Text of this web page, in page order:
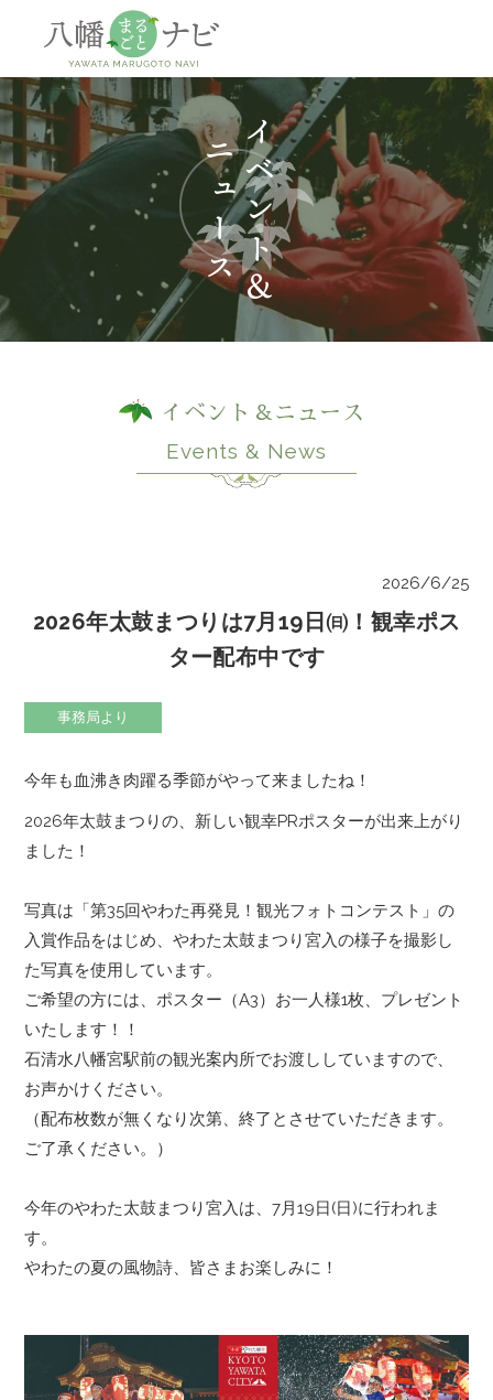
神社 観
イベント＆ニュース
Events & News
2026/6/25
2026年太鼓まつりは7月19日㈰！観幸ポス
ター配布中です
事務局より
今年も血沸き肉躍る季節がやって来ましたね！
2026年太鼓まつりの、新しい観幸PRポスターが出来上がり
ました！
写真は「第35回やわた再発見！観光フォトコンテスト」の
入賞作品をはじめ、やわた太鼓まつり宮入の様子を撮影し
た写真を使用しています。
ご希望の方には、ポスター（A3）お一人様1枚、プレゼント
いたします！！
石清水八幡宮駅前の観光案内所でお渡ししていますので、
お声かけください。
（配布枚数が無くなり次第、終了とさせていただきます。
ご了承ください。）
今年のやわた太鼓まつり宮入は、7月19日(日)に行われま
す。
やわたの夏の風物詩、皆さまお楽しみに！